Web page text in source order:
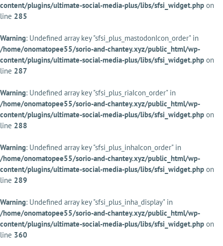
content/plugins/ultimate-social-media-plus/libs/sfsi_widget.php on
line 285
Warning: Undefined array key "sfsi_plus_mastodonIcon_order" in
/home/onomatopee55/sorio-and-chantey.xyz/public_html/wp-
content/plugins/ultimate-social-media-plus/libs/sfsi_widget.php on
line 287
Warning: Undefined array key "sfsi_plus_riaIcon_order" in
/home/onomatopee55/sorio-and-chantey.xyz/public_html/wp-
content/plugins/ultimate-social-media-plus/libs/sfsi_widget.php on
line 288
Warning: Undefined array key "sfsi_plus_inhaIcon_order" in
/home/onomatopee55/sorio-and-chantey.xyz/public_html/wp-
content/plugins/ultimate-social-media-plus/libs/sfsi_widget.php on
line 289
Warning: Undefined array key "sfsi_plus_inha_display" in
/home/onomatopee55/sorio-and-chantey.xyz/public_html/wp-
content/plugins/ultimate-social-media-plus/libs/sfsi_widget.php on
line 360